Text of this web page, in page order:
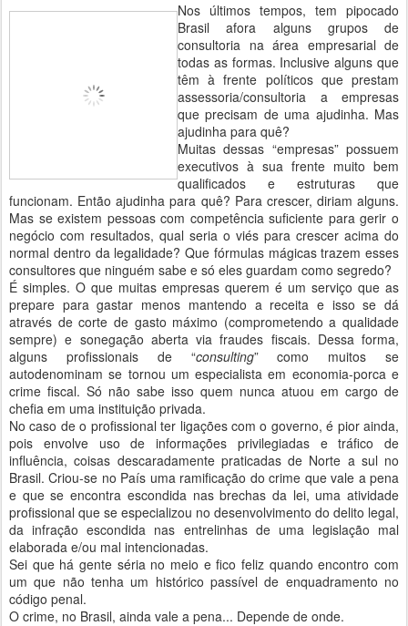
Nos últimos tempos, tem pipocado
Brasil afora alguns grupos de
consultoria na área empresarial de
todas as formas. Inclusive alguns que
têm à frente políticos que prestam
assessoria/consultoria a empresas
que precisam de uma ajudinha. Mas
ajudinha para quê?
Muitas dessas “empresas” possuem
executivos à sua frente muito bem
qualificados e estruturas que
funcionam. Então ajudinha para quê? Para crescer, diriam alguns.
Mas se existem pessoas com competência suficiente para gerir o
negócio com resultados, qual seria o viés para crescer acima do
normal dentro da legalidade? Que fórmulas mágicas trazem esses
consultores que ninguém sabe e só eles guardam como segredo?
É simples. O que muitas empresas querem é um serviço que as
prepare para gastar menos mantendo a receita e isso se dá
através de corte de gasto máximo (comprometendo a qualidade
sempre) e sonegação aberta via fraudes fiscais. Dessa forma,
alguns profissionais de “consulting” como muitos se
autodenominam se tornou um especialista em economia-porca e
crime fiscal. Só não sabe isso quem nunca atuou em cargo de
chefia em uma instituição privada.
No caso de o profissional ter ligações com o governo, é pior ainda,
pois envolve uso de informações privilegiadas e tráfico de
influência, coisas descaradamente praticadas de Norte a sul no
Brasil. Criou-se no País uma ramificação do crime que vale a pena
e que se encontra escondida nas brechas da lei, uma atividade
profissional que se especializou no desenvolvimento do delito legal,
da infração escondida nas entrelinhas de uma legislação mal
elaborada e/ou mal intencionadas.
Sei que há gente séria no meio e fico feliz quando encontro com
um que não tenha um histórico passível de enquadramento no
código penal.
O crime, no Brasil, ainda vale a pena... Depende de onde.